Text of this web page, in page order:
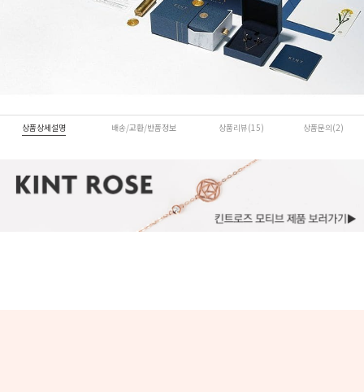
상품상세설명 배송/교환/반품정보 상품리뷰(15) 상품문의(2)